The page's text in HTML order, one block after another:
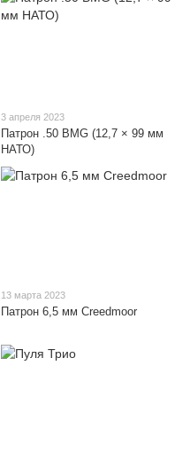
3 апреля 2023
Патрон .50 BMG (12,7 × 99 мм
НАТО)
13 марта 2023
Патрон 6,5 мм Creedmoor